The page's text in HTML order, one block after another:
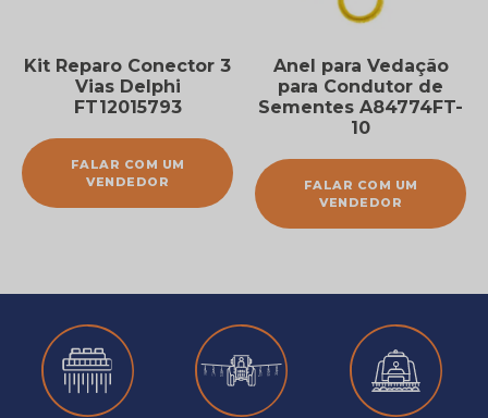
Kit Reparo Conector 3
Vias Delphi
FT12015793
FALAR COM UM
VENDEDOR
Anel para Vedação
para Condutor de
Sementes A84774FT-
10
FALAR COM UM
VENDEDOR